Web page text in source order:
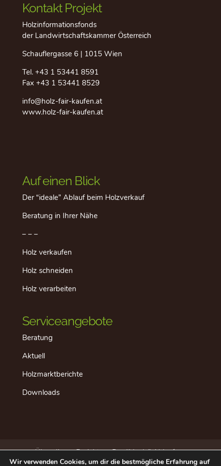
Kontakt Projekt
Holzinformationsfonds
der Landwirtschaftskammer Österreich
Schauflergasse 6 | 1015 Wien
Tel. +43 1 53441 8591
Fax +43 1 53441 8529
info@holz-fair-kaufen.at
www.holz-fair-kaufen.at
Auf einen Blick
Der “ideale” Ablauf beim Holzverkauf
Beratung in Ihrer Nähe
– – –
Holz verkaufen
Holz schneiden
Holz verarbeiten
Serviceangebote
Beratung
Aktuell
Holzmarktberichte
Downloads
Über dieses Projekt
Der “ideale” Ablauf
Aktuell
Datenschutz Impressum
Wir verwenden Cookies, um dir die bestmögliche Erfahrung auf